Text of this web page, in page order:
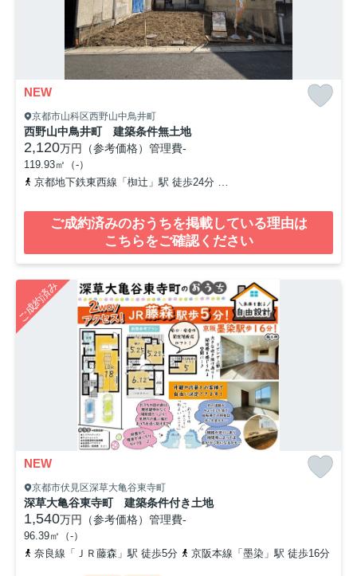
NEW
京都市山科区西野山中鳥井町
西野山中鳥井町 建築条件無土地
2,120万円（参考価格） 管理費-
119.93㎡（-）
京都地下鉄東西線「椥辻」駅 徒歩24分
ご成約済みのおうちを掲載している理由は
こちらをご確認ください
ご成約済み
NEW
京都市伏見区深草大亀谷東寺町
深草大亀谷東寺町 建築条件付き土地
1,540万円（参考価格） 管理費-
96.39㎡（-）
奈良線「ＪＲ藤森」駅 徒歩5分
京阪本線「墨染」駅 徒歩16分